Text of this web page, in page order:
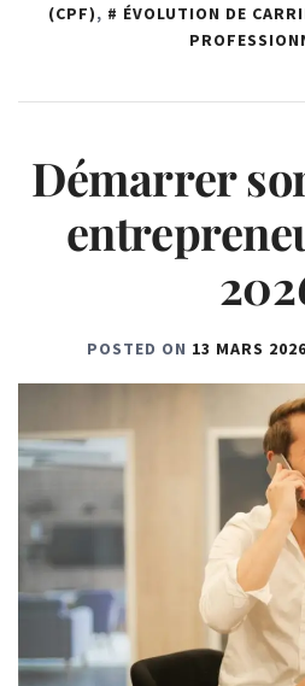
(CPF), ÉVOLUTION DE
Démarrer
POSTED ON 13 MARS 2026